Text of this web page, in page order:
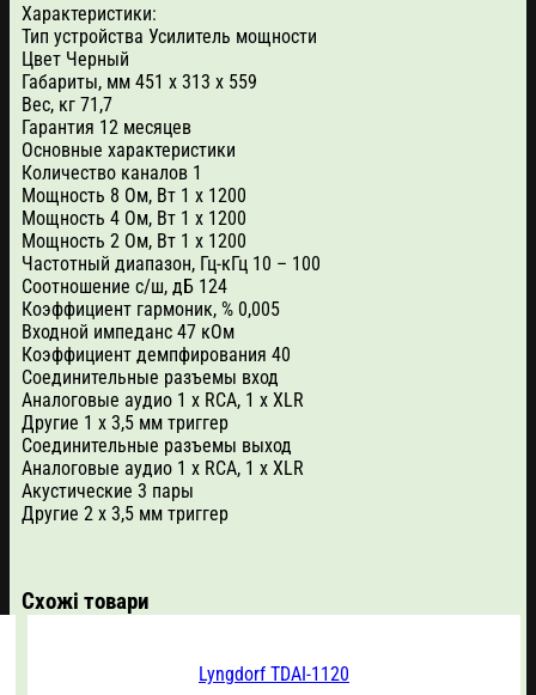
Характеристики:
Тип устройства Усилитель мощности
Цвет Черный
Габариты, мм 451 х 313 х 559
Вес, кг 71,7
Гарантия 12 месяцев
Основные характеристики
Количество каналов 1
Мощность 8 Ом, Вт 1 х 1200
Мощность 4 Ом, Вт 1 х 1200
Мощность 2 Ом, Вт 1 х 1200
Частотный диапазон, Гц-кГц 10 – 100
Соотношение с/ш, дБ 124
Коэффициент гармоник, % 0,005
Входной импеданс 47 кОм
Коэффициент демпфирования 40
Соединительные разъемы вход
Аналоговые аудио 1 x RCA, 1 x XLR
Другие 1 x 3,5 мм триггер
Соединительные разъемы выход
Аналоговые аудио 1 x RCA, 1 x XLR
Акустические 3 пары
Другие 2 x 3,5 мм триггер
Схожі товари
Lyngdorf TDAI-1120